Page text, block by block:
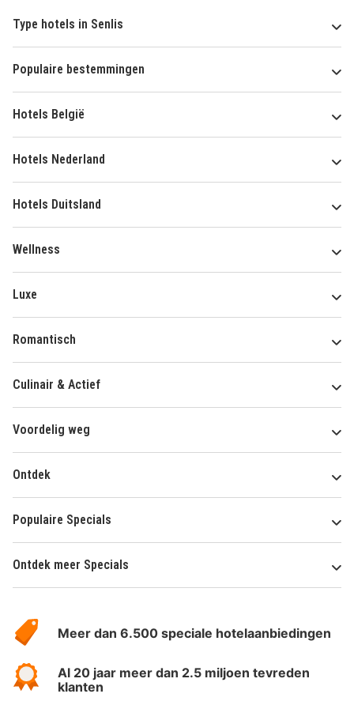
Type hotels in Senlis
Populaire bestemmingen
Hotels België
Hotels Nederland
Hotels Duitsland
Wellness
Luxe
Romantisch
Culinair & Actief
Voordelig weg
Ontdek
Populaire Specials
Ontdek meer Specials
HotelSpecials
Meer dan 6.500 speciale hotelaanbiedingen
Al 20 jaar meer dan 2.5 miljoen tevreden
klanten